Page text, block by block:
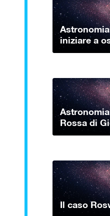
iniziare a
Rossa di
Il caso